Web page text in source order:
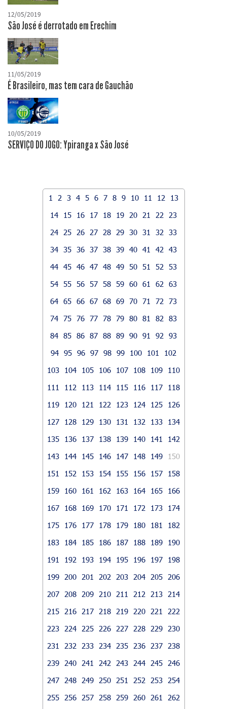
12/05/2019
São José é derrotado em Erechim
11/05/2019
É Brasileiro, mas tem cara de Gauchão
10/05/2019
SERVIÇO DO JOGO: Ypiranga x São José
1 2 3 4 5 6 7 8 9 10 11 12
13
14
15 16 17 18 19 20 21 22
23
24
25 26 27 28 29 30 31 32
33
34 35 36 37 38 39 40 41 42
43
44 45 46 47 48 49 50 51 52
53
54 55 56 57 58 59 60 61 62
63
64 65 66 67 68 69 70 71 72
73
74 75 76 77 78 79 80 81 82
83
84 85 86 87 88 89 90 91 92
93
94 95 96 97 98 99 100 101
102
103
104 105 106 107 108 109
110
111
112 113 114 115 116 117
118
119
120 121 122 123 124 125
126
127
128 129 130 131 132 133
134
135
136 137 138 139 140 141
142
143
144 145 146 147 148 149
150
151
152 153 154 155 156 157
158
159
160 161 162 163 164 165
166
167
168 169 170 171 172 173
174
175
176 177 178 179 180 181
182
183
184 185 186 187 188 189
190
191
192 193 194 195 196 197
198
199
200 201 202 203 204 205
206
207
208 209 210 211 212 213
214
215
216 217 218 219 220 221
222
223
224 225 226 227 228 229
230
231
232 233 234 235 236 237
238
239
240 241 242 243 244 245
246
247
248 249 250 251 252 253
254
255
256 257 258 259 260 261
262